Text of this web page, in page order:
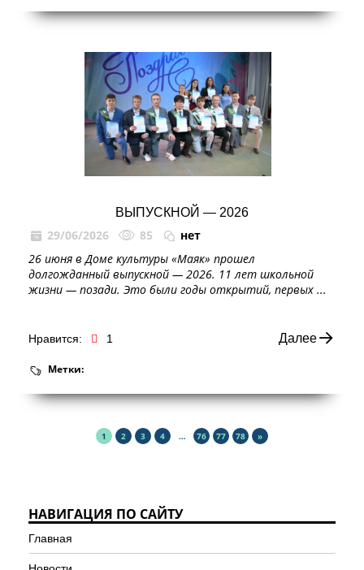
ВЫПУСКНОЙ — 2026
29/06/2026 85
нет
26 июня в Доме культуры «Маяк» прошел
долгожданный выпускной — 2026. 11 лет школьной
жизни — позади. Это были годы открытий, первых ...
Нравится: 1 Далее
Метки:
1 2 3 4 … 76 77 78 »
НАВИГАЦИЯ ПО САЙТУ
Главная